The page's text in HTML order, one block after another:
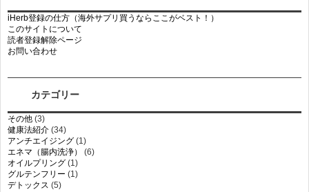
iHerb登録の仕方（海外サプリ買うならここがベスト！）
このサイトについて
読者登録解除ページ
お問い合わせ
カテゴリー
その他 (3)
健康法紹介 (34)
アンチエイジング (1)
エネマ（腸内洗浄）
(6)
オイルプリング (1)
グルテンフリー (1)
デトックス (5)